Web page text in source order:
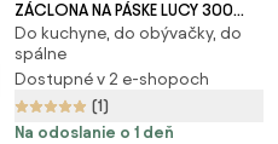
ZÁCLONA NA PÁSKE LUCY 300
CM X 250 CM BIELA
Do kuchyne, do obývačky, do
spálne
Dostupné v 2 e-shopoch
(1)
Na odoslanie o 1 deň